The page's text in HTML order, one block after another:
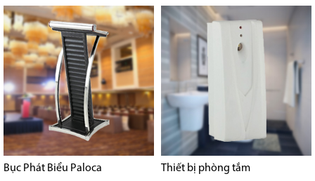
Bục Phát Biểu Paloca Thiết bị phòng tắm